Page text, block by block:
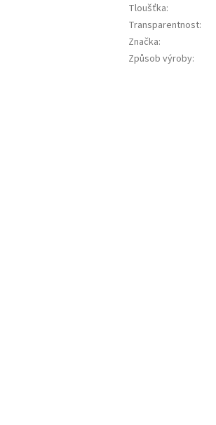
Tloušťka:
Transparentnost:
Značka:
Způsob výroby: